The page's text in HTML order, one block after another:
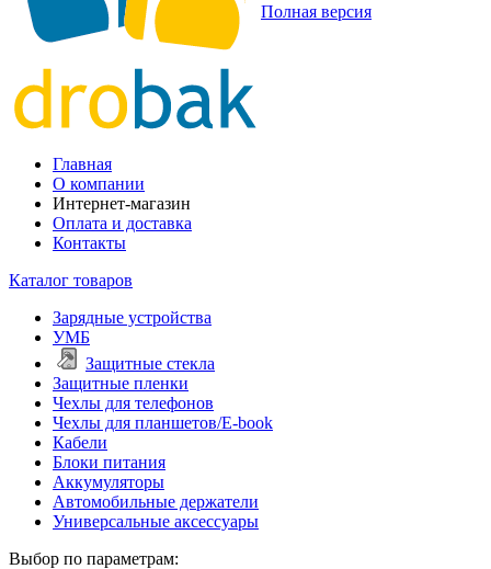
Полная версия
Главная
О компании
Интернет-магазин
Оплата и доставка
Контакты
Каталог товаров
Зарядные устройства
УМБ
Защитные стекла
Защитные пленки
Чехлы для телефонов
Чехлы для планшетов/E-book
Кабели
Блоки питания
Аккумуляторы
Автомобильные держатели
Универсальные аксессуары
Выбор по параметрам: